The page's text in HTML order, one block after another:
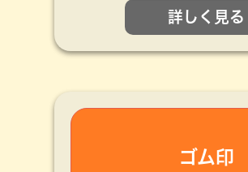
詳しく見る
ゴム印